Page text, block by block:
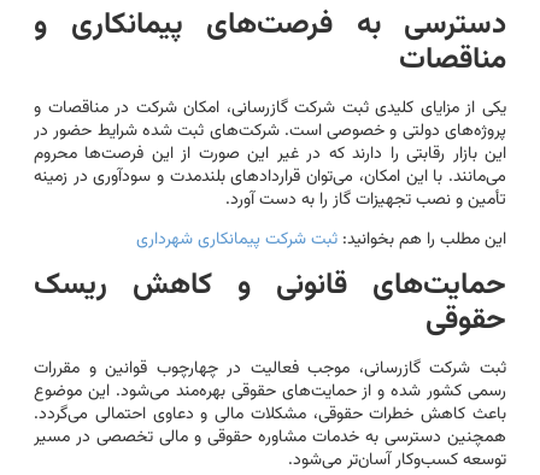
دسترسی به فرصت‌های پیمانکاری و
مناقصات
یکی از مزایای کلیدی ثبت شرکت گازرسانی، امکان شرکت در مناقصات و
پروژه‌های دولتی و خصوصی است. شرکت‌های ثبت شده شرایط حضور در
این بازار رقابتی را دارند که در غیر این صورت از این فرصت‌ها محروم
می‌مانند. با این امکان، می‌توان قراردادهای بلندمدت و سودآوری در زمینه
تأمین و نصب تجهیزات گاز را به دست آورد.
این مطلب را هم بخوانید: ثبت شرکت پیمانکاری شهرداری
حمایت‌های قانونی و کاهش ریسک
حقوقی
ثبت شرکت گازرسانی، موجب فعالیت در چهارچوب قوانین و مقررات
رسمی کشور شده و از حمایت‌های حقوقی بهره‌مند می‌شود. این موضوع
باعث کاهش خطرات حقوقی، مشکلات مالی و دعاوی احتمالی می‌گردد.
همچنین دسترسی به خدمات مشاوره حقوقی و مالی تخصصی در مسیر
توسعه کسب‌وکار آسان‌تر می‌شود.